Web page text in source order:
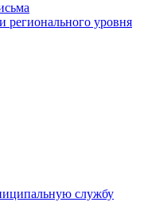
уровня
службу